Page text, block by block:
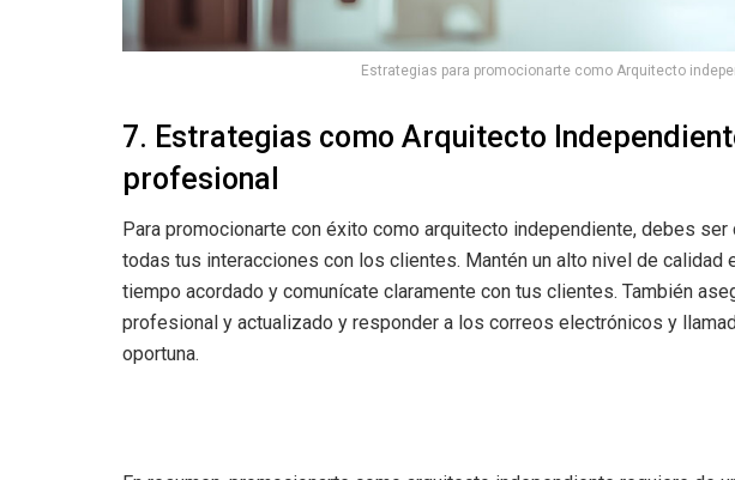
Estrategias para promocionarte como Arquitecto
7. Estrategias como Arquitecto
profesional
Para promocionarte con éxito como arquitecto independiente, debes
todas tus interacciones con los clientes. Mantén un alto nivel de calidad
tiempo acordado y comunícate claramente con tus clientes. También
profesional y actualizado y responder a los correos electrónicos y
oportuna.